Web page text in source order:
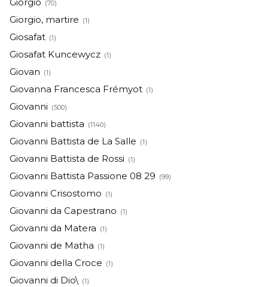
(70)
Giorgio, martire (1)
Giosafat (1)
Giosafat Kuncewycz (1)
Giovan (1)
Giovanna Francesca Frémyot (1)
Giovanni (500)
Giovanni battista (1140)
Giovanni Battista de La Salle (1)
Giovanni Battista de Rossi (1)
Giovanni Battista Passione 08 29 (99)
Giovanni Crisostomo (1)
Giovanni da Capestrano (1)
Giovanni da Matera (1)
Giovanni de Matha (1)
Giovanni della Croce (1)
Giovanni di Dio\ (1)